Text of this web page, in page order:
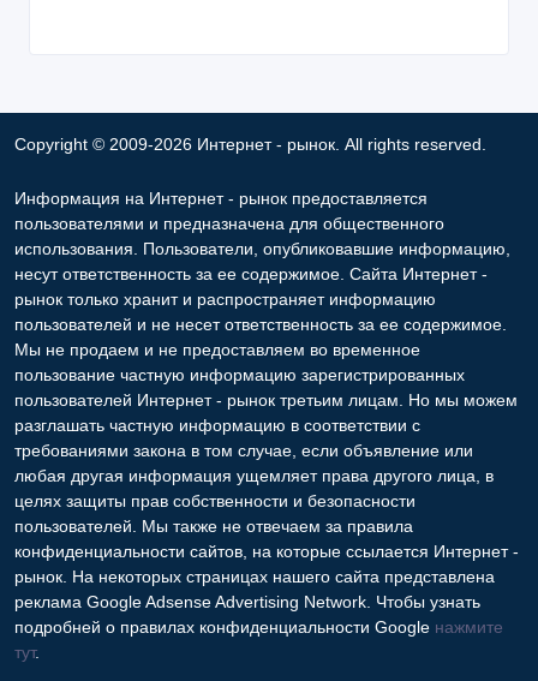
Copyright © 2009-2026 Интернет - рынок. All rights reserved.
Информация на Интернет - рынок предоставляется
пользователями и предназначена для общественного
использования. Пользователи, опубликовавшие информацию,
несут ответственность за ее содержимое. Сайта Интернет -
рынок только хранит и распространяет информацию
пользователей и не несет ответственность за ее содержимое.
Мы не продаем и не предоставляем во временное
пользование частную информацию зарегистрированных
пользователей Интернет - рынок третьим лицам. Но мы можем
разглашать частную информацию в соответствии с
требованиями закона в том случае, если объявление или
любая другая информация ущемляет права другого лица, в
целях защиты прав собственности и безопасности
пользователей. Мы также не отвечаем за правила
конфиденциальности сайтов, на которые ссылается Интернет -
рынок. На некоторых страницах нашего сайта представлена
реклама Google Adsense Advertising Network. Чтобы узнать
подробней о правилах конфиденциальности Google нажмите
тут.